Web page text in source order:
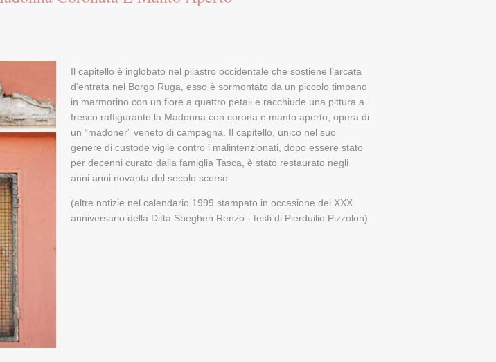
Il capitello è inglobato nel pilastro occidentale che sostiene l’arcata
d’entrata nel Borgo Ruga, esso è sormontato da un piccolo timpano
in marmorino con un fiore a quattro petali e racchiude una pittura a
fresco raffigurante la Madonna con corona e manto aperto, opera di
un “madoner” veneto di campagna. Il capitello, unico nel suo
genere di custode vigile contro i malintenzionati, dopo essere stato
per decenni curato dalla famiglia Tasca, è stato restaurato negli
anni anni novanta del secolo scorso.
(altre notizie nel calendario 1999 stampato in occasione del XXX
anniversario della Ditta Sbeghen Renzo - testi di Pierduilio Pizzolon)